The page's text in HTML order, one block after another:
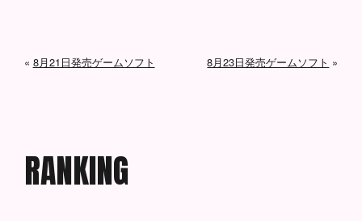
« 8月21日発売ゲームソフト 8月23日発売ゲームソフト »
RANKING